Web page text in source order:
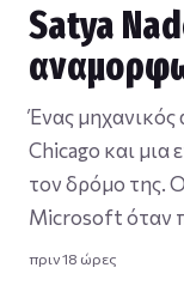
Satya
Ένας
Chicago και μια
τον δρόμο της.
Microsoft όταν
πριν 18 ώρες